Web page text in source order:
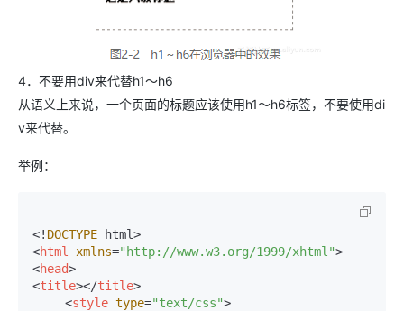
4．不要用div来代替h1～h6
从语义上来说，一个页面的标题应该使用h1～h6标签，不要使用di
v来代替。
举例：
<! DOCTYPE
<html xmlns="http://www.w3.org/1999/xhtml">
<head>
<title></title>
<style type="text/css">